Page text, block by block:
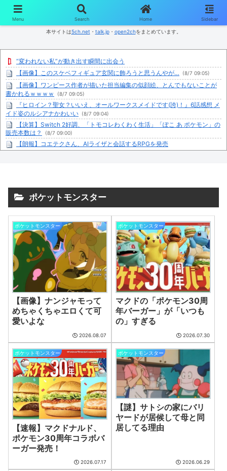
コンテンツへスキップ
本サイトは5ch.net ・ talk.jp・ open2chをまとめています。
“変われない私”が動き出す瞬間に出会う
【画像】このスケベフィギュア玄関に飾ろうと思うんやが…
(8/7 09:05)
【画像】ワンピース作者が描いた担当編集の似顔絵、とんでもないことが
書かれるｗｗｗｗ
(8/7 09:05)
『ヒロイン？聖女？いいえ、オールワークスメイドです(誇)！』6話感想 メ
イド姿のルシアナかわいい (8/7 09:04)
【決算】Switch 2好調、「トモコレわくわく生活」「ぽこ あ ポケモン」の
販売本数は？
(8/7 09:00)
【朗報】コエテクさん、AIライザと会話するRPGを発売
wwwwwwwwwwww (8/7 08:53)
ワンピース原作者の尾田栄一郎さん「1番になってしまったので困っている
『あたしンち』晩御飯のおかずがチクワだけみたいな回があった気がする
(8/7 08:50)
【悲報】息子がみいちゃんのママ、限界を迎える「もう無理。普通の家庭
を築きたい。普通の子育てをしたい。」
(8/7 08:47)
漫画読んでて「生々しいな…」と思った描写ｗｗｗｗ (8/7 08:45)
福田雄一「新ケロロに福田組が出ます！」→爆死 ちいかわの監督「原作
に忠実に」→爆売れ (8/7 08:43)
世慣れた行動って？ (8/7 08:39)
【緊急事態】困っている事の解決法を教えてもらえるトピ (8/7 08:39)
熊本の居酒屋、地震の後からお湯が湧き出るようになるｗｗｗｗ (8/7
08:35)
【ウマ娘スターブロッサム】ずっと暗いところにいるな阿武隈トレーナー
(8/7 08:30)
ワンピース原作者の尾田栄一郎さん「1番になってしまったので困っている
ところ」 (8/7 08:30)
太鼓の達人、ゲーム内の一部フォント変更へ 値上げの影響か (8/7 08:17)
【悲報】アソビストアさん、18000円の横領未遂で詐欺サイト扱いされて
しまう…アソビストア「すまねえ算数できないから返金額を間違えたわ」
08:00)
【ジャンケットバンク】俺も同じ気持ち！ (8/7 07:25)
【ハンターハンター】虚空から発生した気振り烏
【動画】熊本地震が起きたその瞬間、八代市の「熊本総合病院」の手術室
ポケットモンスター
ポケットモンスター
【画像】ナンジャモって
めちゃくちゃエロくて可
愛いよな
2026.08.07
ポケットモンスター
マクドの「ポケモン30周
年バーガー」が「いつも
の」すぎる
2026.07.30
ポケットモンスター
【速報】マクドナルド、
ポケモン30周年コラボバ
ーガー発売！
2026.07.17
ポケットモンスター
【謎】サトシの家にバリ
ヤードが居候して母と同
居してる理由
2026.06.29
Menu Search Home Sidebar